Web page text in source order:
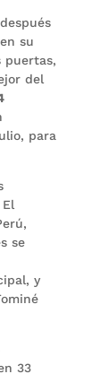
su
puertas,
del
para
se
y
33